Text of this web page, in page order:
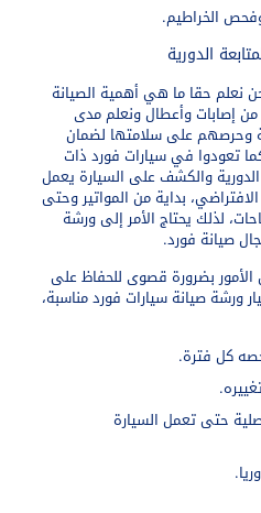
الخراطيم.
الدورية
نعلم حقا ما هي أهمية الصيانة
من إصابات وأعطال ونعلم مدى
وحرصهم على سلامتها لضمان
تعودوا في سيارات فورد ذات
الدورية والكشف على السيارة يعمل
بداية من المواتير وحتى
لذلك يحتاج الأمر إلى ورشة
صيانة فورد.
بضرورة قصوى للحفاظ على
ورشة صيانة سيارات فوردمناسبة،
كل فترة.
حتى تعمل السيارة